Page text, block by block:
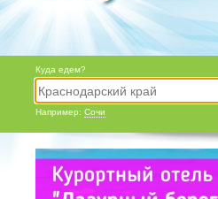
Куда едем?
Например: Сочи